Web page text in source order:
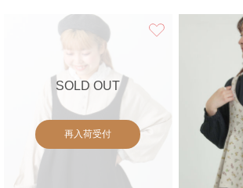
SOLD OUT
再入荷受付